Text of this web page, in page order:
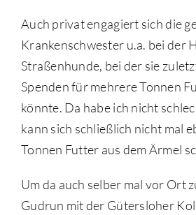
Auch privat engagiert sich die
Krankenschwester u.a. bei der
Straßenhunde, bei der sie
Spenden für mehrere Tonnen
könnte. Da habe ich nicht
kann sich schließlich nicht mal
Tonnen Futter aus dem Ärmel
Um da auch selber mal vor Ort
Gudrun mit der Gütersloher